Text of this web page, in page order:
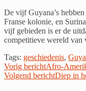
De vijf Guyana’s
Franse kolonie, en
vijf gebieden is er de
competitieve wereld van
Tags: geschiedenis,
Lees
verder
Vorig berichtAfro-
Volgend berichtDiep in